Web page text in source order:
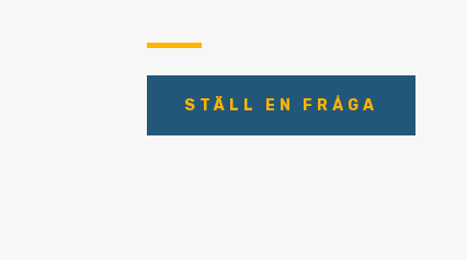
STÄLL EN FRÅGA